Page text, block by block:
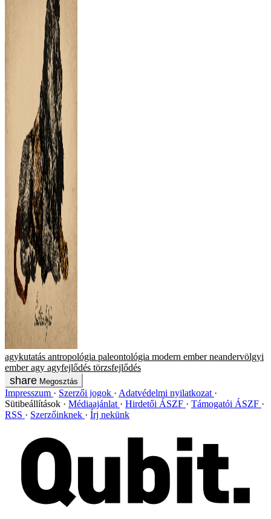
agykutatás antropológia paleontológia modern ember neandervölgyi
ember agy agyfejlődés törzsfejlődés
Megosztás
Impresszum Szerzői jogok
Adatvédelmi nyilatkozat
Sütibeállítások
Médiaajánlat Hirdetői ÁSZF
Támogatói ÁSZF
RSS
Szerzőinknek Írj nekünk